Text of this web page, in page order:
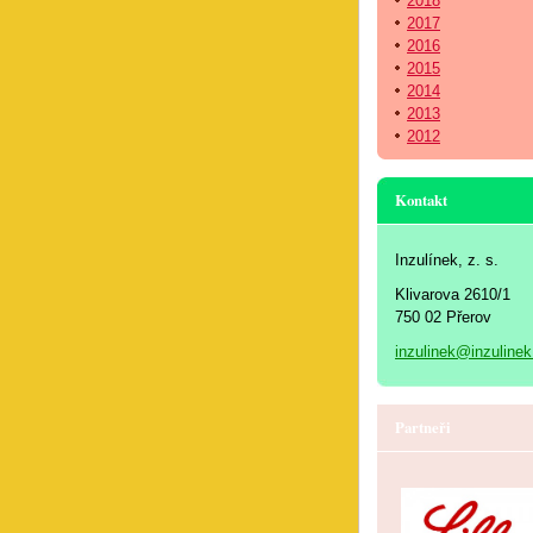
2017
2016
2015
2014
2013
2012
Kontakt
Inzulínek, z. s.
Klivarova 2610/1
750 02 Přerov
Partneři